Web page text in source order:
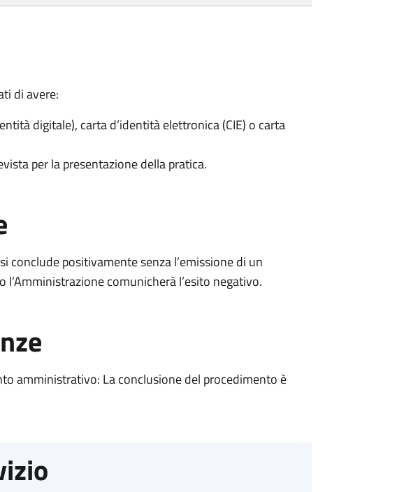
di avere:
digitale), carta d’identità elettronica (CIE) o carta
per la presentazione della pratica.
conclude positivamente senza l’emissione di un
comunicherà l’esito negativo.
amministrativo: La conclusione del procedimento è